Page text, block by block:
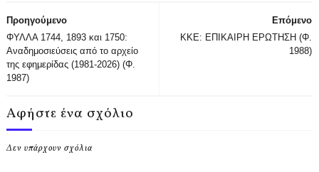
Επόμενο
ΚΚΕ: ΕΠΙΚΑΙΡΗ ΕΡΩΤΗΣΗ (Φ.
1988)
Προηγούμενο
ΦΥΛΛΑ 1744, 1893 και 1750:
Αναδημοσιεύσεις από το αρχείο
της εφημερίδας (1981-2026) (Φ.
1987)
Αφήστε ένα σχόλιο
Δεν υπάρχουν σχόλια